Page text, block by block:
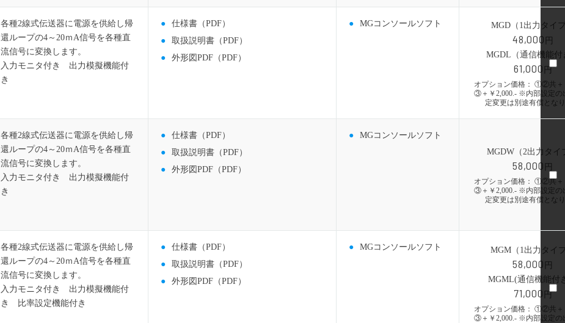
各種2線式伝送器に電源を供給し帰
還ループの4～20ｍA信号を各種直
流信号に変換します。
入力モニタ付き 出力模擬機能付
き
仕様書（PDF）
取扱説明書（PDF）
外形図PDF（PDF）
MGコンソールソフト MGD（1出力タイ
48,000 円
MGDL（通信機能付
61,000 円
オプション価格： ①②共＋
③＋￥2,000.- ※内部設定の
定変更は別途有償とな
各種2線式伝送器に電源を供給し帰
還ループの4～20ｍA信号を各種直
流信号に変換します。
入力モニタ付き 出力模擬機能付
き
仕様書（PDF）
取扱説明書（PDF）
外形図PDF（PDF）
MGコンソールソフト
MGDW（2出力タイ
58,000 円
オプション価格： ①②共＋
③＋￥2,000.- ※内部設定の
定変更は別途有償とな
各種2線式伝送器に電源を供給し帰
還ループの4～20ｍA信号を各種直
流信号に変換します。
入力モニタ付き 出力模擬機能付
き 比率設定機能付き
仕様書（PDF）
取扱説明書（PDF）
外形図PDF（PDF）
MGコンソールソフト MGM（1出力タイ
58,000 円
MGML(通信機能付
71,000 円
オプション価格： ①②共＋
③＋￥2,000.- ※内部設定の